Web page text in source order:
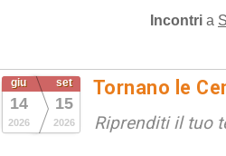
Incontri a
giu
14
2026
set
15
2026
Tornano le
Riprenditi il tuo